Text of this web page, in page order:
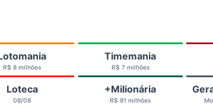
R$ 8 milhões
Timemania
R$ 7 milhões
Loteca
08/08
+Milionária
R$ 81 milhões